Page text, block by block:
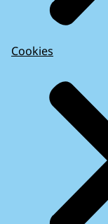
Cookies